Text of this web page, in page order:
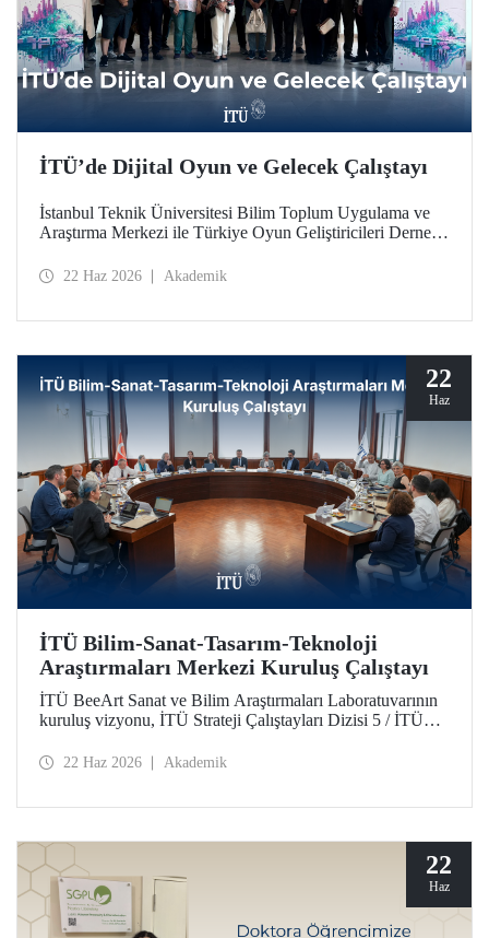
İTÜ’de Dijital Oyun ve Gelecek Çalıştayı
İstanbul Teknik Üniversitesi Bilim Toplum Uygulama ve
Araştırma Merkezi ile Türkiye Oyun Geliştiricileri Derneği
Gelecek Çalıştayı”, 17 Haziran 2026 tarihinde İTÜ
22 Haz 2026 Akademik
22
Haz
İTÜ Bilim-Sanat-Tasarım-Teknoloji
Araştırmaları Merkezi Kuruluş Çalıştayı
İTÜ BeeArt Sanat ve Bilim Araştırmaları Laboratuvarının
kuruluş vizyonu, İTÜ Strateji Çalıştayları Dizisi 5 / İTÜ
Kuruluş Çalıştayı’nda değerlendirildi.
22 Haz 2026 Akademik
22
Haz